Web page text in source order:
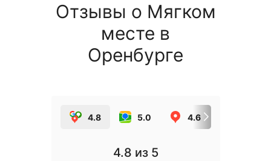
Отзывы о Мягком
месте в
Оренбурге
4.8 5.0 4.6
4.8 из 5